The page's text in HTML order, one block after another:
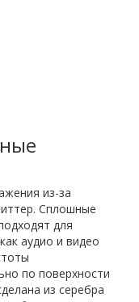
из-за
Сплошные
для
аудио и видео
по поверхности
из серебра